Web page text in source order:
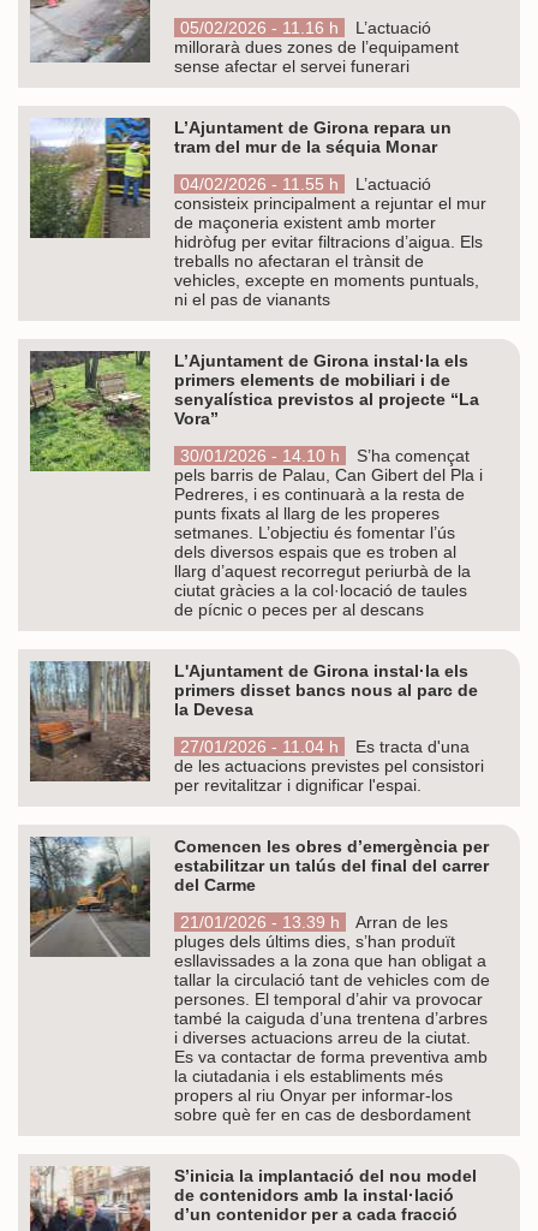
05/02/2026 - 11.16 h
L’actuació
millorarà dues zones de l’equipament
sense afectar el servei funerari
L’Ajuntament de Girona repara un
tram del mur de la séquia Monar
04/02/2026 - 11.55 h
L’actuació
consisteix principalment a rejuntar el mur
de maçoneria existent amb morter
hidròfug per evitar filtracions d’aigua. Els
treballs no afectaran el trànsit de
vehicles, excepte en moments puntuals,
ni el pas de vianants
L’Ajuntament de Girona instal·la els
primers elements de mobiliari i de
senyalística previstos al projecte “La
Vora”
30/01/2026 - 14.10 h
S’ha començat
pels barris de Palau, Can Gibert del Pla i
Pedreres, i es continuarà a la resta de
punts fixats al llarg de les properes
setmanes. L’objectiu és fomentar l’ús
dels diversos espais que es troben al
llarg d’aquest recorregut periurbà de la
ciutat gràcies a la col·locació de taules
de pícnic o peces per al descans
L'Ajuntament de Girona instal·la els
primers disset bancs nous al parc de
la Devesa
27/01/2026 - 11.04 h
Es tracta d'una
de les actuacions previstes pel consistori
per revitalitzar i dignificar l'espai.
Comencen les obres d’emergència per
estabilitzar un talús del final del carrer
del Carme
21/01/2026 - 13.39 h
Arran de les
pluges dels últims dies, s’han produït
esllavissades a la zona que han obligat a
tallar la circulació tant de vehicles com de
persones. El temporal d’ahir va provocar
també la caiguda d’una trentena d’arbres
i diverses actuacions arreu de la ciutat.
Es va contactar de forma preventiva amb
la ciutadania i els establiments més
propers al riu Onyar per informar-los
sobre què fer en cas de desbordament
S’inicia la implantació del nou model
de contenidors amb la instal·lació
d’un contenidor per a cada fracció